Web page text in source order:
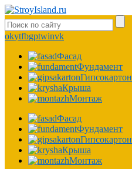
okytfbgptwinvk
Фасад
Фундамент
Гипсокартон
Крыша
Монтаж
Фасад
Фундамент
Гипсокартон
Крыша
Монтаж